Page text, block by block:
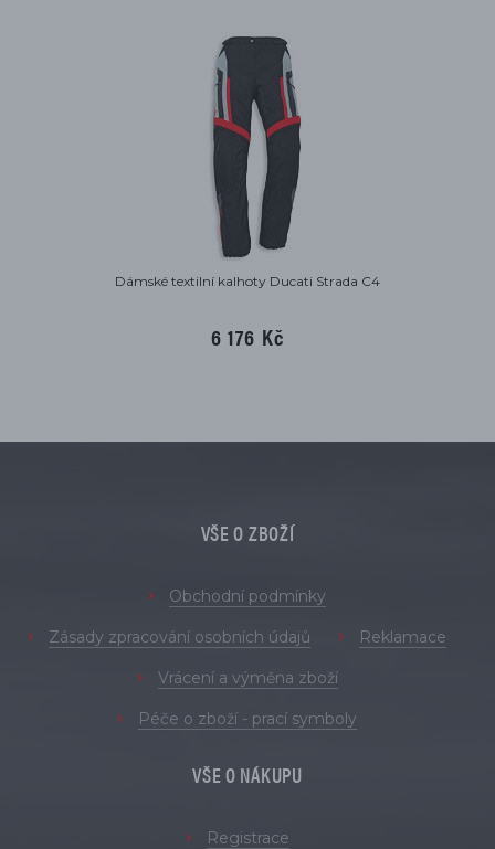
Dámské textilní kalhoty Ducati Strada C4
6 176 Kč
VŠE O ZBOŽÍ
Obchodní podmínky
Zásady zpracování osobních údajů Reklamace
Vrácení a výměna zboží
Péče o zboží - prací symboly
VŠE O NÁKUPU
Registrace